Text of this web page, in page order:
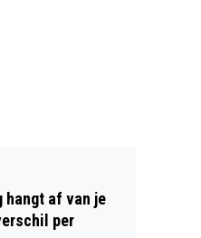
hangt af van je
per